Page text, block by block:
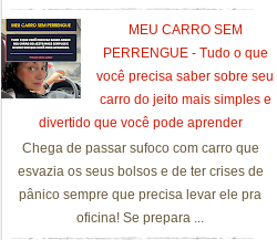
MEU CARRO SEM
PERRENGUE - Tudo o que
você precisa saber sobre seu
carro do jeito mais simples e
divertido que você pode aprender
Chega de passar sufoco com carro que
esvazia os seus bolsos e de ter crises de
pânico sempre que precisa levar ele pra
oficina! Se prepara ...